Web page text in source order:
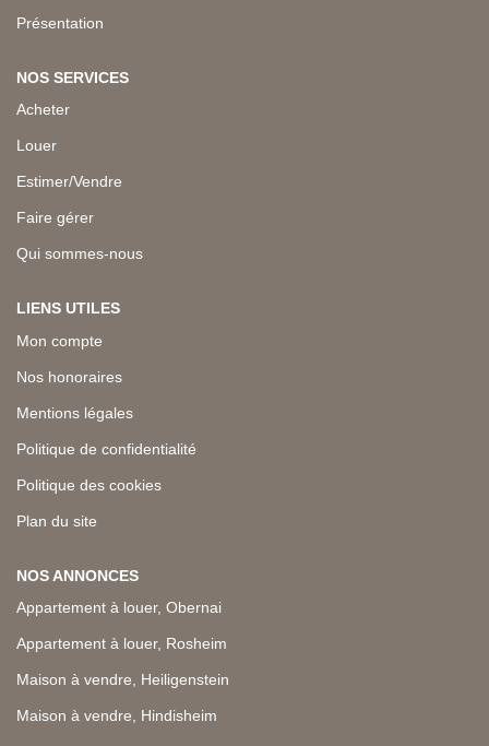
Présentation
NOS SERVICES
Acheter
Louer
Estimer/Vendre
Faire gérer
Qui sommes-nous
LIENS UTILES
Mon compte
Nos honoraires
Mentions légales
Politique de confidentialité
Politique des cookies
Plan du site
NOS ANNONCES
Appartement à louer, Obernai
Appartement à louer, Rosheim
Maison à vendre, Heiligenstein
Maison à vendre, Hindisheim